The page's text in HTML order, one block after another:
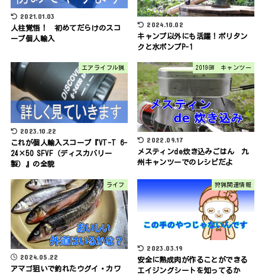
2021.01.03
人柱覚悟！ 初めてだらけのスコ
ープ個人輸入
2024.10.02
キャンプ以外にも活躍！ポリタン
クと水ポンプP-1
エアライフル猟
2023.10.22
これが個人輸入スコープ『VT-T 6-
24×50 SFVF（ディスカバリー
製）』の全貌
2019GW キャンツー
2022.09.17
メスティンde炊き込みごはん 九
州キャンツーでのレシピだよ
ライフ
2024.05.22
アマゴ狙いで釣れたウグイ・カワ
狩猟関連情報
2023.03.19
安全に熟成肉が作ることができる
エイジングシートを知ってるか